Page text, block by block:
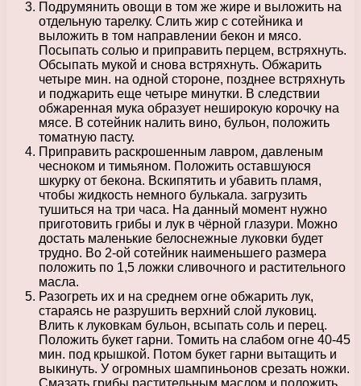
Подрумянить овощи в том же жире и выложить на
отдельную тарелку. Слить жир с сотейника и
выложить в том направлении бекон и мясо.
Посыпать солью и приправить перцем, встряхнуть.
Обсыпать мукой и снова встряхнуть. Обжарить
четыре мин. на одной стороне, позднее встряхнуть
и поджарить еще четыре минутки. В следствии
обжаренная мука образует неширокую корочку на
мясе. В сотейник налить вино, бульон, положить
томатную пасту.
Приправить раскрошенным лавром, давленым
чесноком и тимьяном. Положить оставшуюся
шкурку от бекона. Вскипятить и убавить пламя,
чтобы жидкость немного булькала. загрузить
тушиться на три часа. На данный момент нужно
приготовить грибы и лук в чёрной глазури. Можно
достать маленькие белоснежные луковки будет
трудно. Во 2-ой сотейник наименьшего размера
положить по 1,5 ложки сливочного и растительного
масла.
Разогреть их и на среднем огне обжарить лук,
стараясь не разрушить верхний слой луковиц.
Влить к луковкам бульон, всыпать соль и перец.
Положить букет гарни. Томить на слабом огне 40-45
мин. под крышкой. Потом букет гарни вытащить и
выкинуть. У огромных шампиньонов срезать ножки.
Смазать грибы растительным маслом и положить